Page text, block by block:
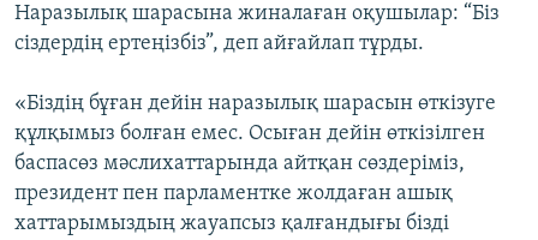
Наразылық шарасына жиналаған оқушылар: “Біз
сіздердің ертеңізбіз”, деп айғайлап тұрды.
«Біздің бұған дейін наразылық шарасын өткізуге
құлқымыз болған емес. Осыған дейін өткізілген
баспасөз мәслихаттарында айтқан сөздеріміз,
президент пен парламентке жолдаған ашық
хаттарымыздың жауапсыз қалғандығы бізді